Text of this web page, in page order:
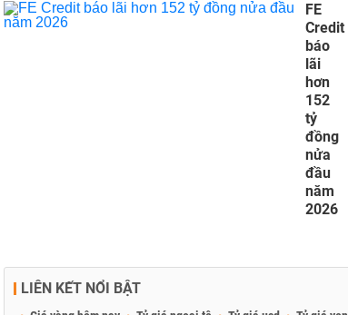
FE
Credit
báo
lãi
hơn
152
tỷ
đồng
nửa
đầu
năm
2026
LIÊN KẾT NỔI BẬT